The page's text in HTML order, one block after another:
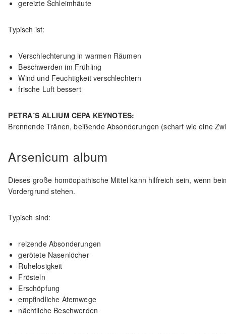
gereizte Schleimhäute
Typisch ist:
Verschlechterung in warmen Räumen
Beschwerden im Frühling
Wind und Feuchtigkeit verschlechtern
frische Luft bessert
PETRA´S ALLIUM CEPA KEYNOTES:
Brennende Tränen, beißende Absonderungen (scharf wie eine
Arsenicum album
Dieses große homöopathische Mittel kann hilfreich sein, wenn
Vordergrund stehen.
Typisch sind:
reizende Absonderungen
gerötete Nasenlöcher
Ruhelosigkeit
Frösteln
Erschöpfung
empfindliche Atemwege
nächtliche Beschwerden